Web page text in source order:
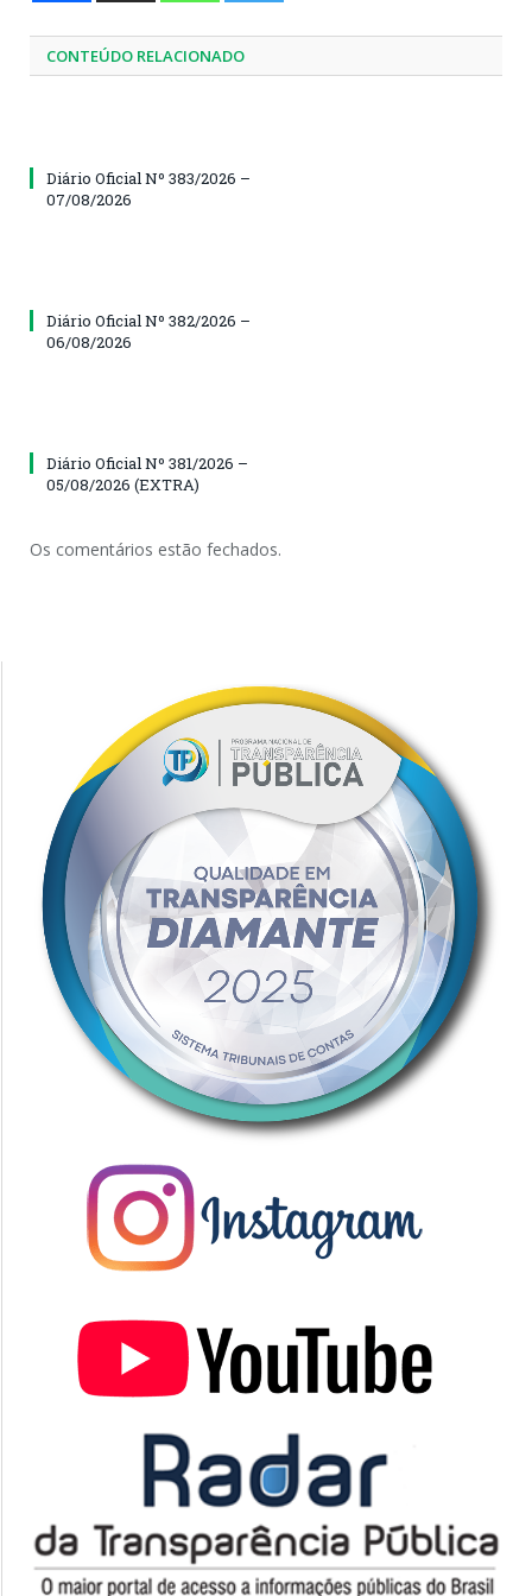
CONTEÚDO RELACIONADO
Diário Oficial Nº 383/2026 –
07/08/2026
Diário Oficial Nº 382/2026 –
06/08/2026
Diário Oficial Nº 381/2026 –
05/08/2026 (EXTRA)
Os comentários estão fechados.